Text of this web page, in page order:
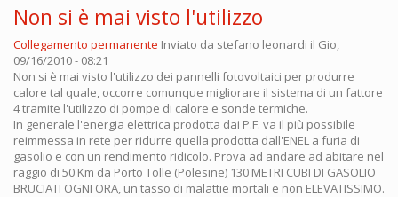
Non si è mai visto l'utilizzo
Collegamento permanente Inviato da stefano leonardi il Gio,
09/16/2010 - 08:21
Non si è mai visto l'utilizzo dei pannelli fotovoltaici per produrre
calore tal quale, occorre comunque migliorare il sistema di un fattore
4 tramite l'utilizzo di pompe di calore e sonde termiche.
In generale l'energia elettrica prodotta dai P.F. va il più possibile
reimmessa in rete per ridurre quella prodotta dall'ENEL a furia di
gasolio e con un rendimento ridicolo. Prova ad andare ad abitare nel
raggio di 50 Km da Porto Tolle (Polesine) 130 METRI CUBI DI GASOLIO
BRUCIATI OGNI ORA, un tasso di malattie mortali e non ELEVATISSIMO.